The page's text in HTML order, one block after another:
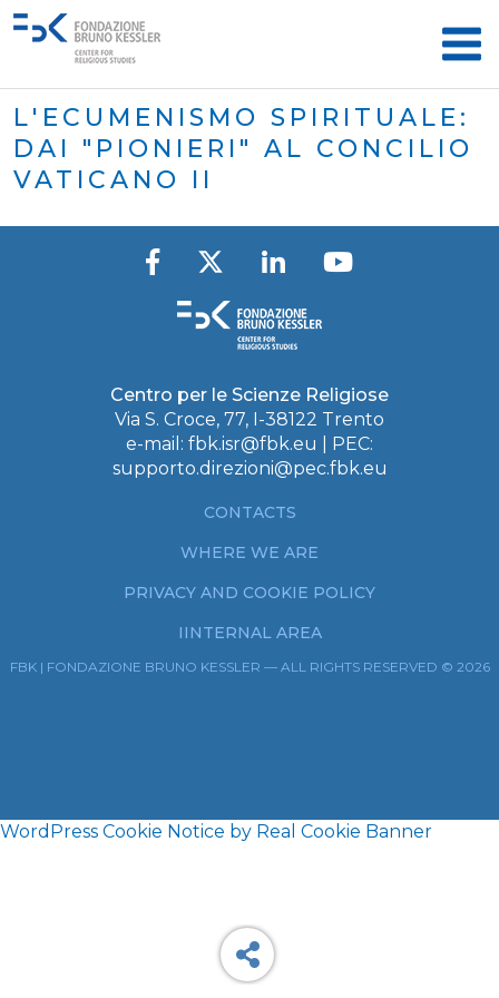
L'ECUMENISMO SPIRITUALE:
DAI "PIONIERI" AL CONCILIO
VATICANO II
Centro per le Scienze Religiose
Via S. Croce, 77, I-38122 Trento
e-mail: fbk.isr@fbk.eu
| PEC:
supporto.direzioni@pec.fbk.eu
CONTACTS
WHERE WE ARE
PRIVACY AND COOKIE POLICY
IINTERNAL AREA
FBK | FONDAZIONE BRUNO KESSLER — ALL RIGHTS RESERVED © 2026
WordPress Cookie Notice by Real Cookie Banner